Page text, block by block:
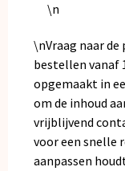
\n
\nVraag naar
bestellen vanaf
opgemaakt in
om de inhoud
vrijblijvend
voor een snelle
aanpassen